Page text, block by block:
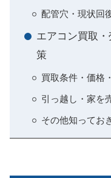
配管穴・現状回
エアコン買取
策
買取条件・価格
引っ越し・家を
その他知ってお